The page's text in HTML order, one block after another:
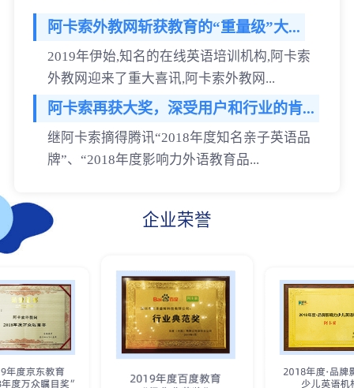
阿卡索外教网斩获教育的“重量级”大...
2019年伊始,知名的在线英语培训机构,阿卡索
外教网迎来了重大喜讯,阿卡索外教网...
阿卡索再获大奖，深受用户和行业的肯...
继阿卡索摘得腾讯“2018年度知名亲子英语品
牌”、“2018年度影响力外语教育品...
企业荣誉